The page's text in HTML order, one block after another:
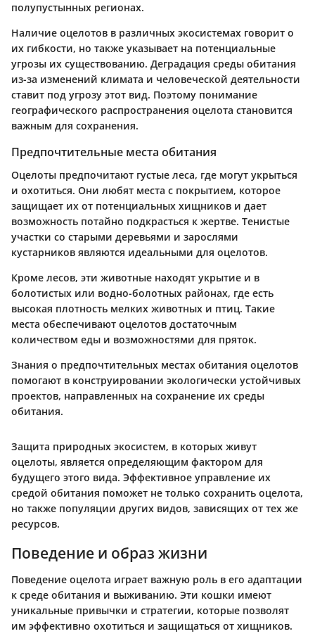
полупустынных регионах.
Наличие оцелотов в различных экосистемах говорит о
их гибкости, но также указывает на потенциальные
угрозы их существованию. Деградация среды обитания
из-за изменений климата и человеческой деятельности
ставит под угрозу этот вид. Поэтому понимание
географического распространения оцелота становится
важным для сохранения.
Предпочтительные места обитания
Оцелоты предпочитают густые леса, где могут укрыться
и охотиться. Они любят места с покрытием, которое
защищает их от потенциальных хищников и дает
возможность потайно подкрасться к жертве. Тенистые
участки со старыми деревьями и зарослями
кустарников являются идеальными для оцелотов.
Кроме лесов, эти животные находят укрытие и в
болотистых или водно-болотных районах, где есть
высокая плотность мелких животных и птиц. Такие
места обеспечивают оцелотов достаточным
количеством еды и возможностями для пряток.
Знания о предпочтительных местах обитания оцелотов
помогают в конструировании экологически устойчивых
проектов, направленных на сохранение их среды
обитания.
Защита природных экосистем, в которых живут
оцелоты, является определяющим фактором для
будущего этого вида. Эффективное управление их
средой обитания поможет не только сохранить оцелота,
но также популяции других видов, зависящих от тех же
ресурсов.
Поведение и образ жизни
Поведение оцелота играет важную роль в его адаптации
к среде обитания и выживанию. Эти кошки имеют
уникальные привычки и стратегии, которые позволят
им эффективно охотиться и защищаться от хищников.